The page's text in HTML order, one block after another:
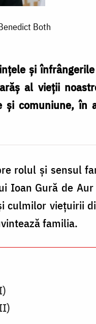
Both
și
al vieții
și comuniune, în
rolul și sensul
Ioan Gură de
culmilor viețuirii
familia.